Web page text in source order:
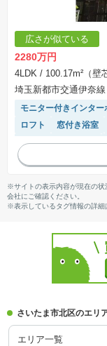
広さが似ている
2280万円
4LDK / 100.17m²（壁
埼玉新都市交通伊奈
モニター付きインター
ロフト
窓付き浴室
リフォーム済み物件
食洗機
※サイトの表示内容が現在の状
会社にご確認ください。
※表示しているタグ情報の詳細
さいたま市北区のエリ
エリア一覧